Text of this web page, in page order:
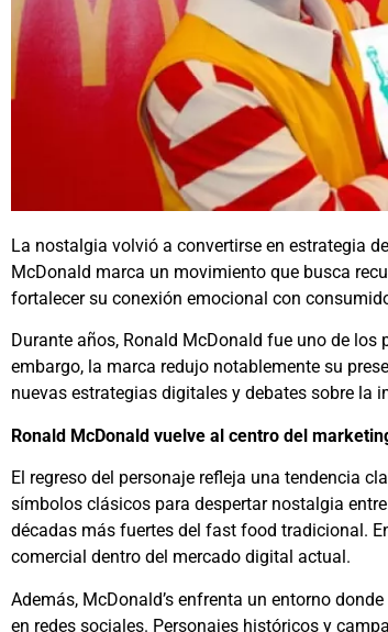
La nostalgia volvió a convertirse en estrategia
McDonald marca un movimiento que busca
fortalecer su conexión emocional con
Durante años, Ronald McDonald fue uno de
embargo, la marca redujo notablemente su
nuevas estrategias digitales y debates sobre la
Ronald McDonald vuelve al centro del
El regreso del personaje refleja una tendencia
símbolos clásicos para despertar nostalgia
décadas más fuertes del fast food tradicional.
comercial dentro del mercado digital actual.
Además, McDonald’s enfrenta un entorno
en redes sociales. Personajes históricos y